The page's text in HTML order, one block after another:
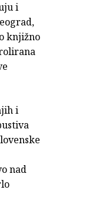
i
knjižno
i
nad